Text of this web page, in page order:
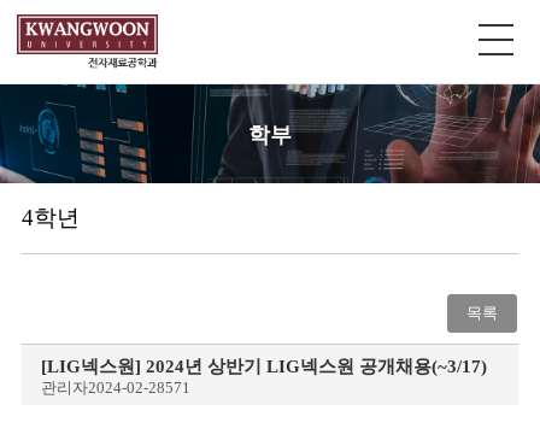
학부
4학년
목록
[LIG넥스원] 2024년 상반기 LIG넥스원 공개채용(~3/17)
관리자2024-02-28571